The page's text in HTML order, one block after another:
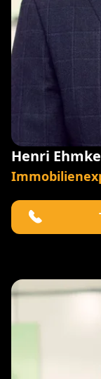
Henri Ehmke